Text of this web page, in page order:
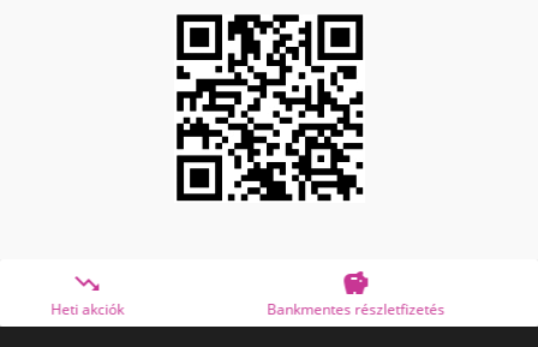
Bankmentes részletfizetés OTP Online Áruhitel